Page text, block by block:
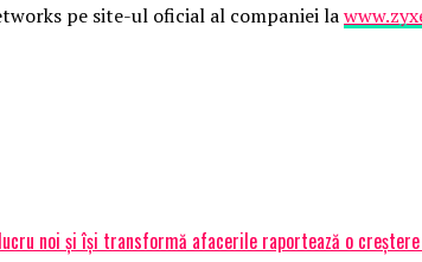
pe site-ul oficial al companiei la
noi și își transformă afacerile raportează o